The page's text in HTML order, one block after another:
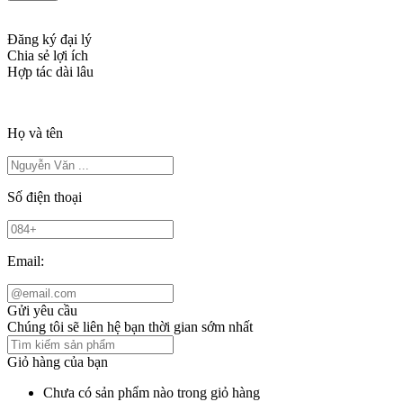
Đăng ký đại lý
Chia sẻ lợi ích
Hợp tác dài lâu
Họ và tên
Số điện thoại
Email:
Gửi yêu cầu
Chúng tôi sẽ liên hệ bạn thời gian sớm nhất
Giỏ hàng của bạn
Chưa có sản phẩm nào trong giỏ hàng